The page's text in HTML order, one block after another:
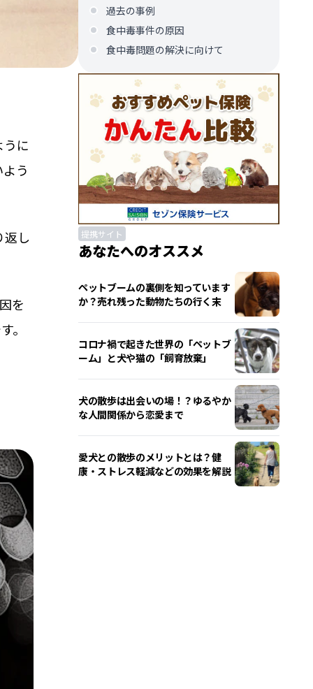
に
う
返し
を
。
過去の事例
食中毒事件の原因
食中毒問題の解決に向けて
提携サイト
あなたへのオススメ
ペットブームの裏側を知っています
か？売れ残った動物たちの行く末
コロナ禍で起きた世界の「ペットブ
ーム」と犬や猫の「飼育放棄」
犬の散歩は出会いの場！？ゆるやか
な人間関係から恋愛まで
愛犬との散歩のメリットとは？健
康・ストレス軽減などの効果を解説